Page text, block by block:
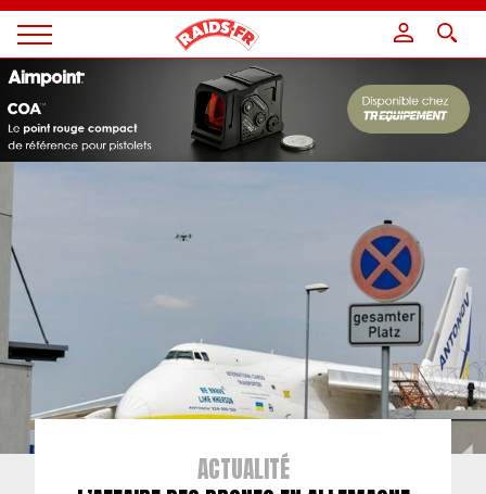
Magazine
Raids
ACTUALITÉ
Panneau de gestion des cookies